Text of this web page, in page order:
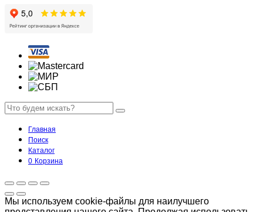
Главная
Поиск
Каталог
0 Корзина
Мы используем cookie-файлы для наилучшего